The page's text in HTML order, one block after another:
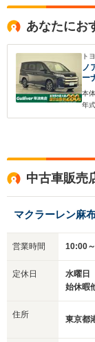
あなたにお
ト
ノ
ー
ニ
ラ
レ
本体
年式
中古車販売
マクラーレン麻
営業時間 10:00
定休日
水曜日
始休暇
住所 東京都